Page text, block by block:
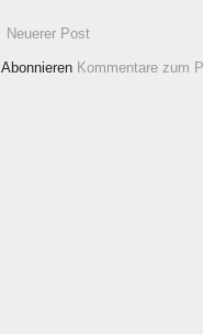
Neuerer Post
Abonnieren Kommentare zum